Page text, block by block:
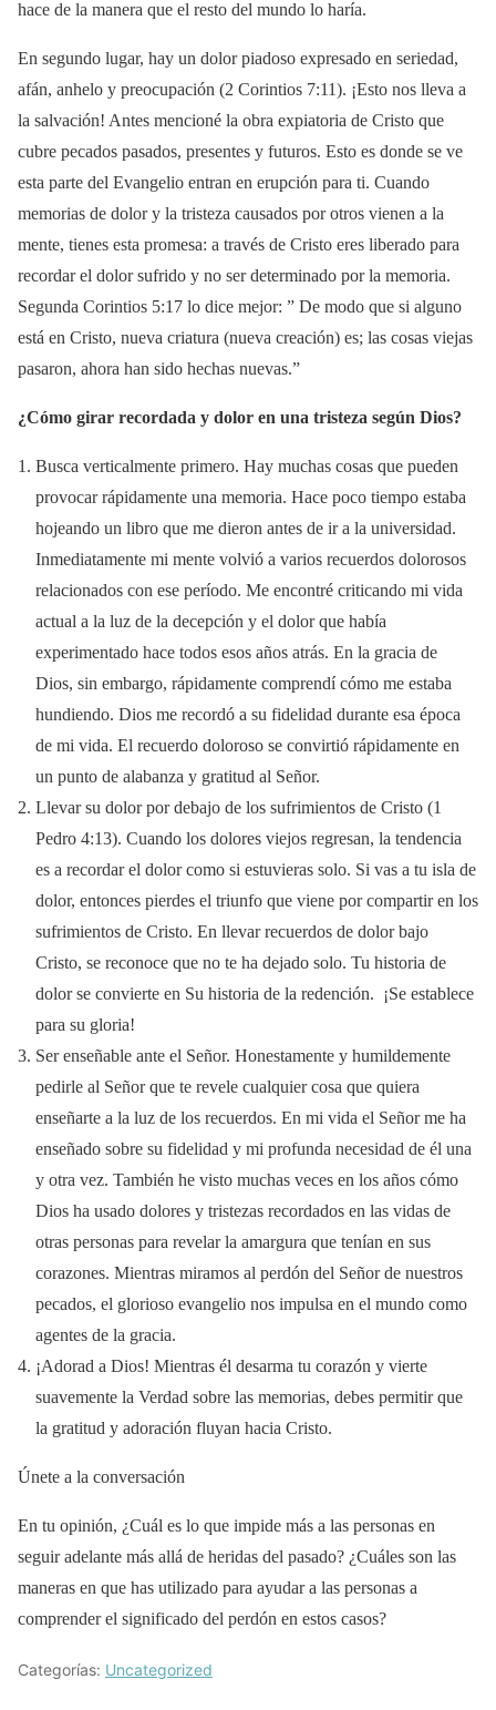
hace de la manera que el resto del mundo lo haría.
En segundo lugar, hay un dolor piadoso expresado en seriedad,
afán, anhelo y preocupación (2 Corintios 7:11). ¡Esto nos lleva a
la salvación! Antes mencioné la obra expiatoria de Cristo que
cubre pecados pasados, presentes y futuros. Esto es donde se ve
esta parte del Evangelio entran en erupción para ti. Cuando
memorias de dolor y la tristeza causados por otros vienen a la
mente, tienes esta promesa: a través de Cristo eres liberado para
recordar el dolor sufrido y no ser determinado por la memoria.
Segunda Corintios 5:17 lo dice mejor: ” De modo que si alguno
está en Cristo, nueva criatura (nueva creación) es; las cosas viejas
pasaron, ahora han sido hechas nuevas.”
¿Cómo girar recordada y dolor en una tristeza según Dios?
Busca verticalmente primero. Hay muchas cosas que pueden
provocar rápidamente una memoria. Hace poco tiempo estaba
hojeando un libro que me dieron antes de ir a la universidad.
Inmediatamente mi mente volvió a varios recuerdos dolorosos
relacionados con ese período. Me encontré criticando mi vida
actual a la luz de la decepción y el dolor que había
experimentado hace todos esos años atrás. En la gracia de
Dios, sin embargo, rápidamente comprendí cómo me estaba
hundiendo. Dios me recordó a su fidelidad durante esa época
de mi vida. El recuerdo doloroso se convirtió rápidamente en
un punto de alabanza y gratitud al Señor.
Llevar su dolor por debajo de los sufrimientos de Cristo (1
Pedro 4:13). Cuando los dolores viejos regresan, la tendencia
es a recordar el dolor como si estuvieras solo. Si vas a tu isla de
dolor, entonces pierdes el triunfo que viene por compartir en los
sufrimientos de Cristo. En llevar recuerdos de dolor bajo
Cristo, se reconoce que no te ha dejado solo. Tu historia de
dolor se convierte en Su historia de la redención. ¡Se establece
para su gloria!
Ser enseñable ante el Señor. Honestamente y humildemente
pedirle al Señor que te revele cualquier cosa que quiera
enseñarte a la luz de los recuerdos. En mi vida el Señor me ha
enseñado sobre su fidelidad y mi profunda necesidad de él una
y otra vez. También he visto muchas veces en los años cómo
Dios ha usado dolores y tristezas recordados en las vidas de
otras personas para revelar la amargura que tenían en sus
corazones. Mientras miramos al perdón del Señor de nuestros
pecados, el glorioso evangelio nos impulsa en el mundo como
agentes de la gracia.
¡Adorad a Dios! Mientras él desarma tu corazón y vierte
suavemente la Verdad sobre las memorias, debes permitir que
la gratitud y adoración fluyan hacia Cristo.
Únete a la conversación
En tu opinión, ¿Cuál es lo que impide más a las personas en
seguir adelante más allá de heridas del pasado? ¿Cuáles son las
maneras en que has utilizado para ayudar a las personas a
comprender el significado del perdón en estos casos?
Categorías: Uncategorized